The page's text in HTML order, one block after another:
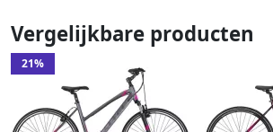
Vergelijkbare producten
21%